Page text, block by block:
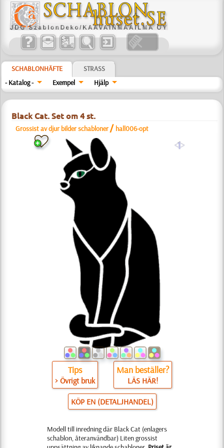
SCHABLONHÄFTE
STRASS
- Katalog -
Exempel Hjälp
Black Cat. Set om 4 st.
Grossist av djur bilder schabloner / hall006-opt
a
Tips
> Övrigt bruk
Man beställer?
LÄS HÄR!
KÖP EN (DETALJHANDEL)
Modell till inredning där Black Cat (enlagers
schablon, återanvändbar) Liten grossist